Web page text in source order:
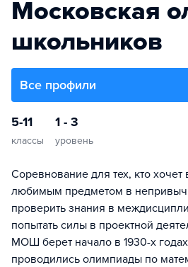
Московская
школьников
Все профили
5-11
классы
1 - 3
уровень
Соревнование для тех, кто хочет
любимым предметом в
проверить знания в
попытать силы в проектной
МОШ берет начало в 1930-х
проводились олимпиады по